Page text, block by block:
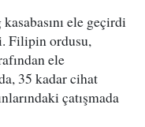
ele geçirdi
Filipin ordusu,
ele
35 kadar cihat
çatışmada